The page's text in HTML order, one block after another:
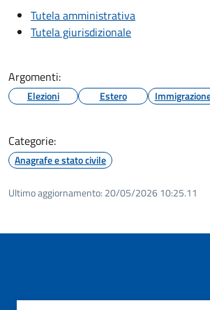
Tutela amministrativa
Tutela giurisdizionale
Argomenti:
Elezioni Estero
Categorie:
Anagrafe e stato civile
Ultimo aggiornamento: 20/05/2026 10:25.11